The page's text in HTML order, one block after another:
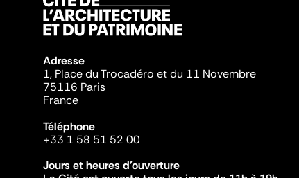
Adresse
1, Place du Trocadéro et du 11 Novembre
75116 Paris
France
Téléphone
+33 1 58 51 52 00
Jours et heures d'ouverture